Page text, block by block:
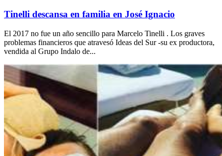
Tinelli descansa en familia en José Ignacio
El 2017 no fue un año sencillo para Marcelo Tinelli . Los graves
problemas financieros que atravesó Ideas del Sur -su ex productora,
vendida al Grupo Indalo de...